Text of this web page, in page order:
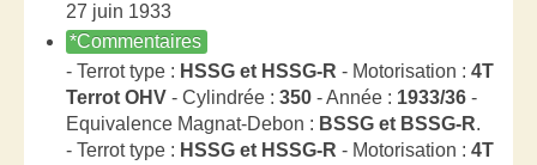
27 juin 1933
*Commentaires
- Terrot type : HSSG et HSSG-R - Motorisation : 4T
Terrot OHV - Cylindrée : 350 - Année : 1933/36 -
Equivalence Magnat-Debon : BSSG et BSSG-R.
- Terrot type : HSSG et HSSG-R - Motorisation : 4T